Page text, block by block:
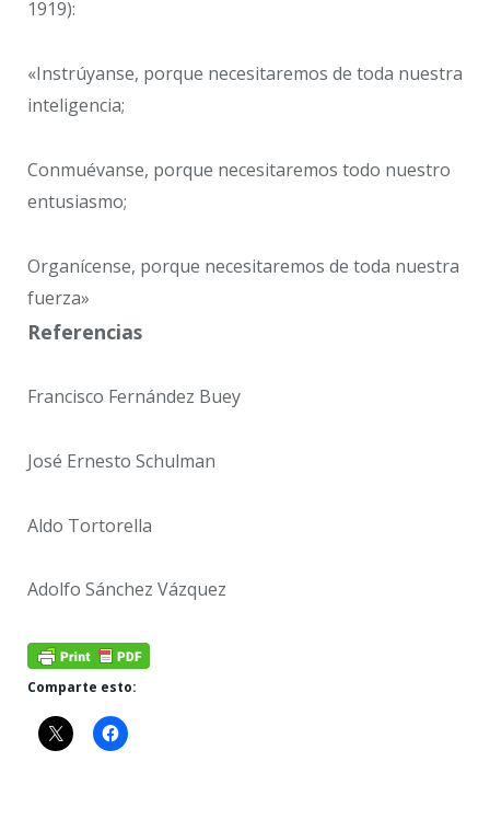
1919):
«Instrúyanse, porque necesitaremos de toda nuestra
inteligencia;
Conmuévanse, porque necesitaremos todo nuestro
entusiasmo;
Organícense, porque necesitaremos de toda nuestra
fuerza»
Referencias
Francisco Fernández Buey
José Ernesto Schulman
Aldo Tortorella
Adolfo Sánchez Vázquez
Comparte esto: